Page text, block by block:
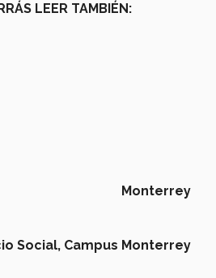
LEER TAMBIÉN:
Monterrey
Social, Campus Monterrey